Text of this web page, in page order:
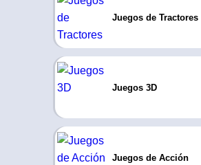
Juegos de Tractores
Juegos 3D
Juegos de Acción